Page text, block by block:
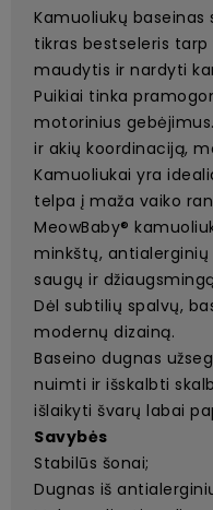
Kamuoliukų baseinas
tikras bestseleris
maudytis ir nardyti
Puikiai tinka
motorinius
ir akių koordinaciją,
Kamuoliukai yra
telpa į maža vaiko
MeowBaby®
minkštų,
saugų ir
Dėl subtilių spalvų,
modernų dizainą.
Baseino dugnas
nuimti ir išskalbti
išlaikyti švarų labai
Savybės
Stabilūs šonai;
Dugnas iš